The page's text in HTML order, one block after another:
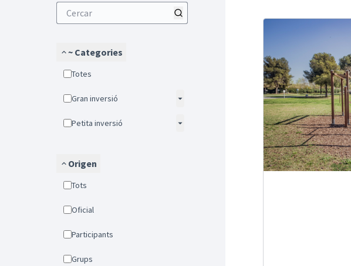
~ Categories
Totes
Gran inversió
Petita inversió
Origen
Tots
Oficial
Participants
Grups